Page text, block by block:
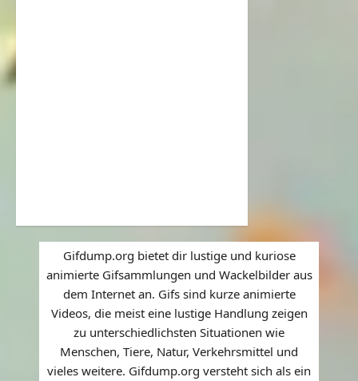
Gifdump.org bietet dir lustige und kuriose
animierte Gifsammlungen und Wackelbilder aus
dem Internet an. Gifs sind kurze animierte
Videos, die meist eine lustige Handlung zeigen
zu unterschiedlichsten Situationen wie
Menschen, Tiere, Natur, Verkehrsmittel und
vieles weitere. Gifdump.org versteht sich als ein